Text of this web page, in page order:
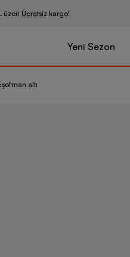
üzeri Ücretsiz kargo!
Yeni Sezon
altı